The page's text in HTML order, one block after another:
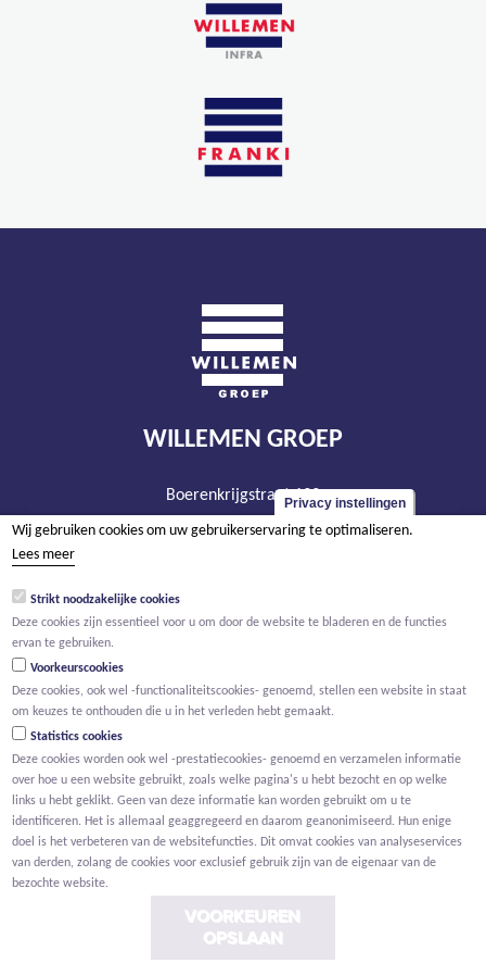
WILLEMEN GROEP
Boerenkrijgstraat 133
BE - 2800 Mechelen
BTW BE 0466.256.432
Privacy instellingen
Wij gebruiken cookies om uw gebruikerservaring te optimaliseren.
Lees meer
Strikt noodzakelijke cookies
Deze cookies zijn essentieel voor u om door de website te bladeren en de functies
ervan te gebruiken.
Voorkeurscookies
Deze cookies, ook wel -functionaliteitscookies- genoemd, stellen een website in staat
om keuzes te onthouden die u in het verleden hebt gemaakt.
Statistics cookies
Deze cookies worden ook wel -prestatiecookies- genoemd en verzamelen informatie
over hoe u een website gebruikt, zoals welke pagina's u hebt bezocht en op welke
links u hebt geklikt. Geen van deze informatie kan worden gebruikt om u te
identificeren. Het is allemaal geaggregeerd en daarom geanonimiseerd. Hun enige
doel is het verbeteren van de websitefuncties. Dit omvat cookies van analyseservices
van derden, zolang de cookies voor exclusief gebruik zijn van de eigenaar van de
bezochte website.
VOORKEUREN
OPSLAAN